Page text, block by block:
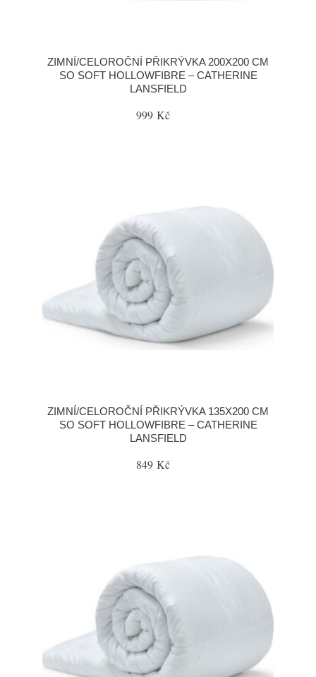
ZIMNÍ/CELOROČNÍ PŘIKRÝVKA 200X200 CM
SO SOFT HOLLOWFIBRE – CATHERINE
LANSFIELD
999 Kč
ZIMNÍ/CELOROČNÍ PŘIKRÝVKA 135X200 CM
SO SOFT HOLLOWFIBRE – CATHERINE
LANSFIELD
849 Kč